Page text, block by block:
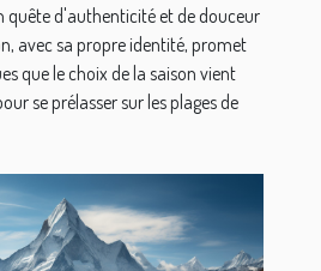
quête d'authenticité et de douceur
avec sa propre identité, promet
que le choix de la saison vient
se prélasser sur les plages de